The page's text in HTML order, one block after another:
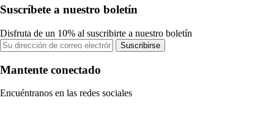
Suscríbete a nuestro boletín
Disfruta de un 10% al suscribirte a nuestro boletín
Suscribirse
Mantente conectado
Encuéntranos en las redes sociales